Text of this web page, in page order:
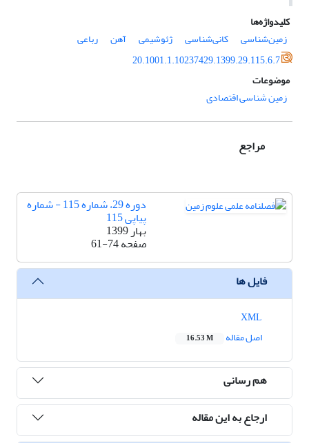
کلیدواژه‌ها
زمین‌شناسی
کانی‌شناسی ژئوشیمی آهن
رباعی
20.1001.1.10237429.1399.29.115.6.7
موضوعات
زمین شناسی اقتصادی
مراجع
دوره 29، شماره 115 - شماره
پیاپی 115
بهار 1399
صفحه61-74
فایل ها
اصل مقاله
16.53 M
هم رسانی
ارجاع به این مقاله